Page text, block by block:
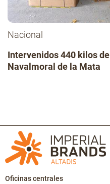
Nacional
Intervenidos 440 kilos
Navalmoral de la Mata
Oficinas centrales